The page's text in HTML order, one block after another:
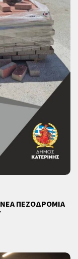
ΠΕΖΟΔΡΟΜΙΑ